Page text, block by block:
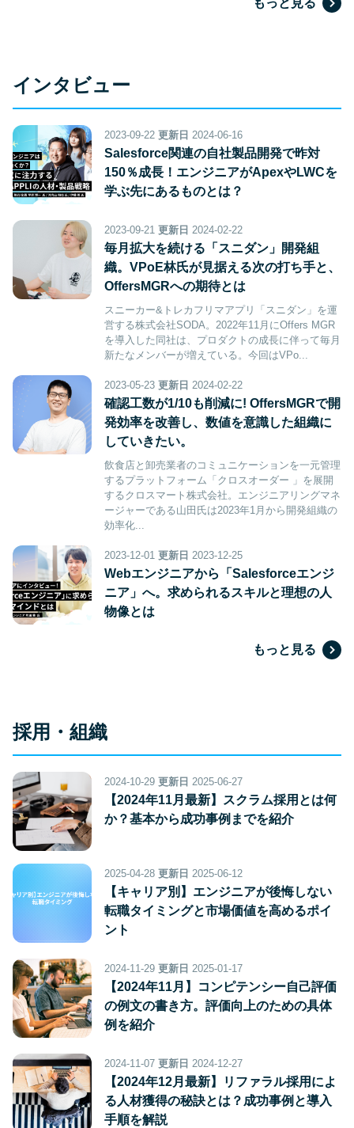
もっと見る
インタビュー
2023-09-22 更新日 2024-06-16
Salesforce関連の自社製品開発で昨対
150％成長！エンジニアがApexやLWCを
学ぶ先にあるものとは？
2023-09-21 更新日 2024-02-22
毎月拡大を続ける「スニダン」開発組
織。VPoE林氏が見据える次の打ち手と、
OffersMGRへの期待とは
スニーカー&トレカフリマアプリ「スニダン」を運
営する株式会社SODA。2022年11月にOffers MGR
を導入した同社は、プロダクトの成長に伴って毎月
新たなメンバーが増えている。今回はVPo...
2023-05-23 更新日 2024-02-22
確認工数が1/10も削減に! OffersMGRで開
発効率を改善し、数値を意識した組織に
していきたい。
飲食店と卸売業者のコミュニケーションを一元管理
するプラットフォーム「クロスオーダー 」を展開
するクロスマート株式会社。エンジニアリングマネ
ージャーである山田氏は2023年1月から開発組織の
効率化...
2023-12-01 更新日 2023-12-25
Webエンジニアから「Salesforceエンジ
ニア」へ。求められるスキルと理想の人
物像とは
もっと見る
採用・組織
2024-10-29 更新日 2025-06-27
【2024年11月最新】スクラム採用とは何
か？基本から成功事例までを紹介
2025-04-28 更新日 2025-06-12
【キャリア別】エンジニアが後悔しない
転職タイミングと市場価値を高めるポイ
ント
2024-11-29 更新日 2025-01-17
【2024年11月】コンピテンシー自己評価
の例文の書き方。評価向上のための具体
例を紹介
2024-11-07 更新日 2024-12-27
【2024年12月最新】リファラル採用によ
る人材獲得の秘訣とは？成功事例と導入
手順を解説